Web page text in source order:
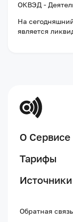
ОКВЭД -
На
является
О Сервисе
Тарифы
Обратная